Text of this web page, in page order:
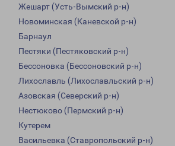
Жешарт (Усть-Вымский р-н)
Новоминская (Каневской р-н)
Барнаул
Пестяки (Пестяковский р-н)
Бессоновка (Бессоновский р-н)
Лихославль (Лихославльский р-н)
Азовская (Северский р-н)
Нестюково (Пермский р-н)
Кутерем
Васильевка (Ставропольский р-н)